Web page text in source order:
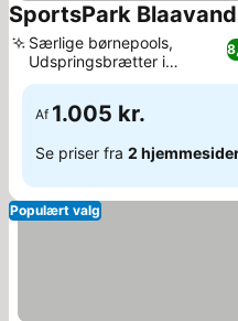
SportsPark
Særlige børnepools,
Udspringsbrætter i
hovedpoolen
Af 1.005 kr.
Se priser fra 2
Populært valg